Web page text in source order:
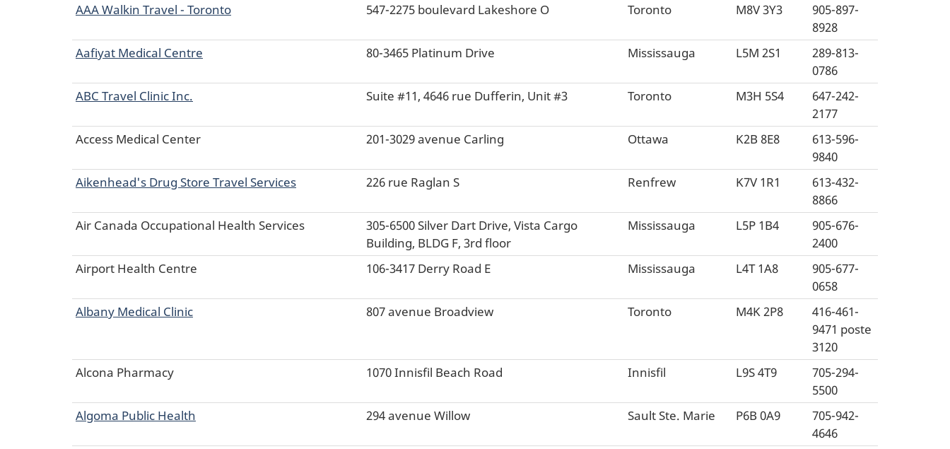
jaune
ON
AAA Walkin Travel - Toronto
547-2275 boulevard Lakeshore O Toronto M8V 3Y3
905-897-
8928
Aafiyat Medical Centre
80-3465 Platinum Drive Mississauga L5M 2S1
289-813-
0786
ABC Travel Clinic Inc.
Suite #11, 4646 rue Dufferin, Unit #3 Toronto M3H 5S4
647-242-
2177
Access Medical Center
201-3029 avenue Carling Ottawa K2B 8E8
613-596-
9840
Aikenhead's Drug Store Travel Services
226 rue Raglan S Renfrew K7V 1R1
613-432-
8866
Air Canada Occupational Health Services
305-6500 Silver Dart Drive, Vista Cargo
Building, BLDG F, 3rd floor
Mississauga L5P 1B4
905-676-
2400
Airport Health Centre
106-3417 Derry Road E Mississauga L4T 1A8
905-677-
0658
Albany Medical Clinic
807 avenue Broadview Toronto M4K 2P8
416-461-
9471 poste
3120
Alcona Pharmacy
1070 Innisfil Beach Road Innisfil L9S 4T9
705-294-
5500
Algoma Public Health
294 avenue Willow Sault Ste. Marie P6B 0A9
705-942-
4646